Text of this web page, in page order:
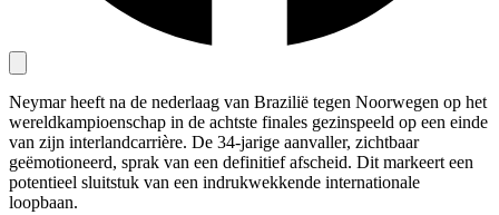
Neymar heeft na de nederlaag van Brazilië tegen Noorwegen op het
wereldkampioenschap in de achtste finales gezinspeeld op een einde
van zijn interlandcarrière. De 34-jarige aanvaller, zichtbaar
geëmotioneerd, sprak van een definitief afscheid. Dit markeert een
potentieel sluitstuk van een indrukwekkende internationale
loopbaan.